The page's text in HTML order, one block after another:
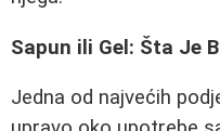
Sapun ili Gel: Šta Je
Jedna od najvećih